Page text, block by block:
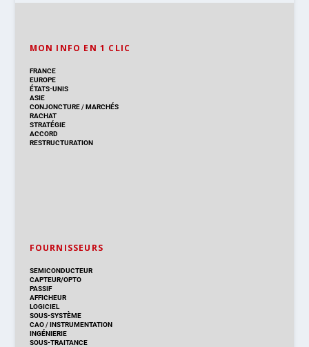
MON INFO EN 1 CLIC
FRANCE
EUROPE
ÉTATS-UNIS
ASIE
CONJONCTURE/MARCHÉS
RACHAT
STRATÉGIE
ACCORD
RESTRUCTURATION
FOURNISSEURS
SEMICONDUCTEUR
CAPTEUR/OPTO
PASSIF
AFFICHEUR
LOGICIEL
SOUS-SYSTÈME
CAO/INSTRUMENTATION
INGÉNIERIE
SOUS-TRAITANCE